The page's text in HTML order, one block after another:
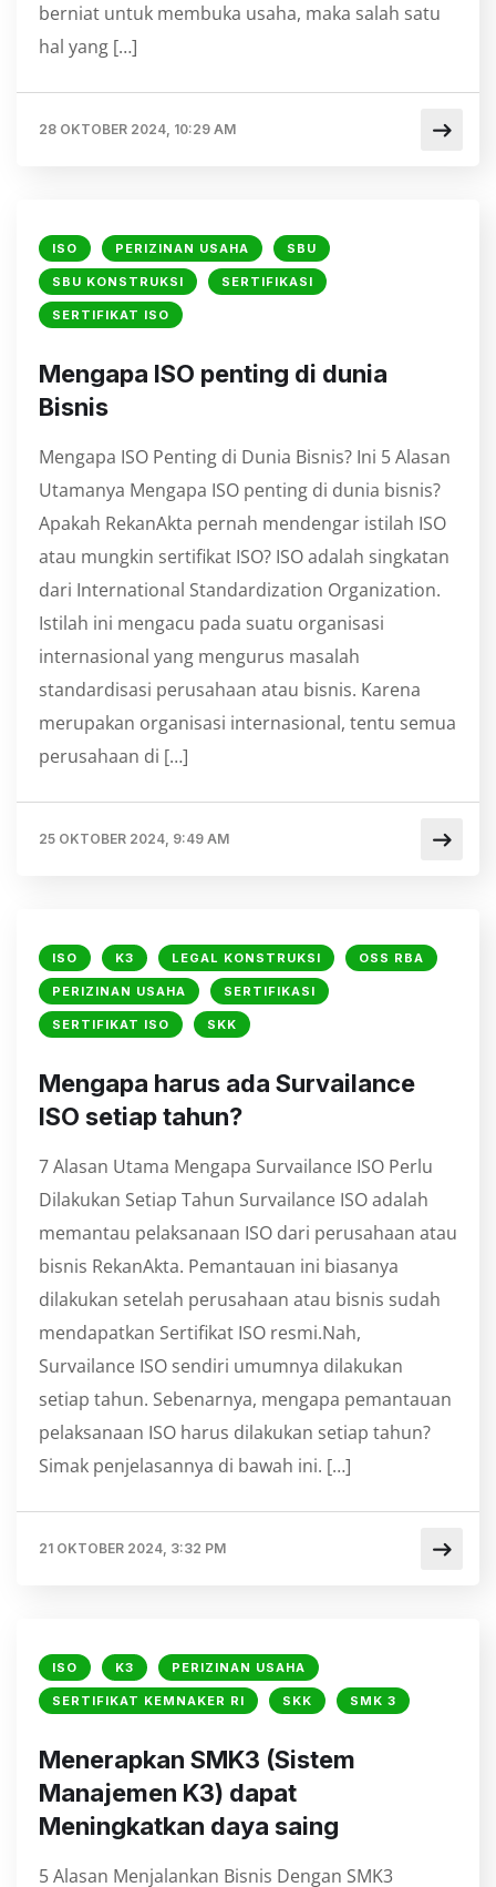
berniat untuk membuka usaha, maka salah satu
hal yang […]
28 OKTOBER 2024, 10:29 AM
ISO PERIZINAN USAHA SBU
SBU KONSTRUKSI SERTIFIKASI
SERTIFIKAT ISO
⁠Mengapa ISO penting di dunia
Bisnis
Mengapa ISO Penting di Dunia Bisnis? Ini 5 Alasan
Utamanya Mengapa ISO penting di dunia bisnis?
Apakah RekanAkta pernah mendengar istilah ISO
atau mungkin sertifikat ISO? ISO adalah singkatan
dari International Standardization Organization.
Istilah ini mengacu pada suatu organisasi
internasional yang mengurus masalah
standardisasi perusahaan atau bisnis. Karena
merupakan organisasi internasional, tentu semua
perusahaan di […]
25 OKTOBER 2024, 9:49 AM
ISO K3 LEGAL KONSTRUKSI OSS RBA
PERIZINAN USAHA SERTIFIKASI
SERTIFIKAT ISO SKK
⁠Mengapa harus ada Survailance
ISO setiap tahun?
7 Alasan Utama Mengapa Survailance ISO Perlu
Dilakukan Setiap Tahun Survailance ISO adalah
memantau pelaksanaan ISO dari perusahaan atau
bisnis RekanAkta. Pemantauan ini biasanya
dilakukan setelah perusahaan atau bisnis sudah
mendapatkan Sertifikat ISO resmi.Nah,
Survailance ISO sendiri umumnya dilakukan
setiap tahun. Sebenarnya, mengapa pemantauan
pelaksanaan ISO harus dilakukan setiap tahun?
Simak penjelasannya di bawah ini. […]
21 OKTOBER 2024, 3:32 PM
ISO K3 PERIZINAN USAHA
SERTIFIKAT KEMNAKER RI SKK SMK 3
⁠Menerapkan SMK3 (Sistem
Manajemen K3) dapat
Meningkatkan daya saing
5 Alasan Menjalankan Bisnis Dengan SMK3